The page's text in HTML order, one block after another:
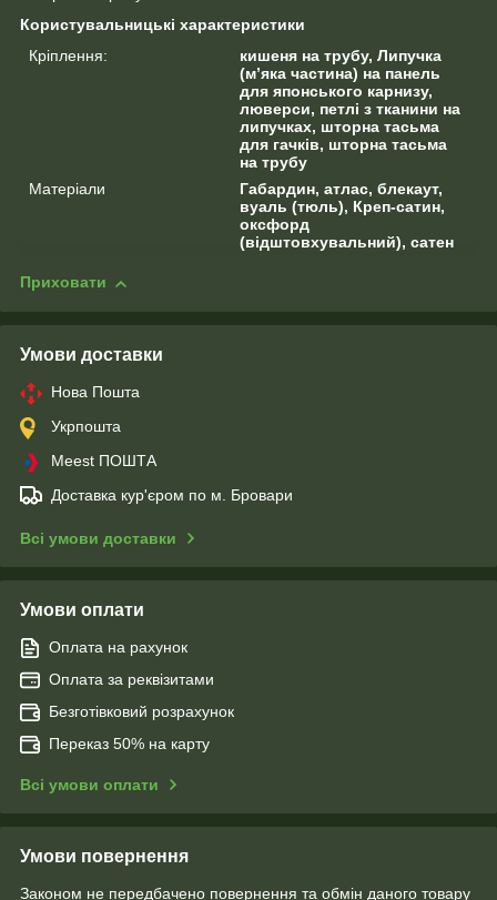
Користувальницькі характеристики
Кріплення:
кишеня на трубу, Липучка
(м’яка частина) на панель
для японського карнизу,
люверси, петлі з тканини на
липучках, шторна тасьма
для гачків, шторна тасьма
на трубу
Матеріали
Габардин, атлас, блекаут,
вуаль (тюль), Креп-сатин,
оксфорд
(відштовхувальний), сатен
Приховати
Умови доставки
Нова Пошта
Укрпошта
Meest ПОШТА
Доставка кур'єром по м. Бровари
Всі умови доставки
Умови оплати
Оплата на рахунок
Оплата за реквізитами
Безготівковий розрахунок
Переказ 50% на карту
Всі умови оплати
Умови повернення
Законом не передбачено повернення та обмін даного товару